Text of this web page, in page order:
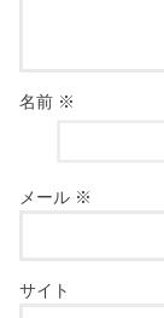
名前 ※
メール ※
サイト